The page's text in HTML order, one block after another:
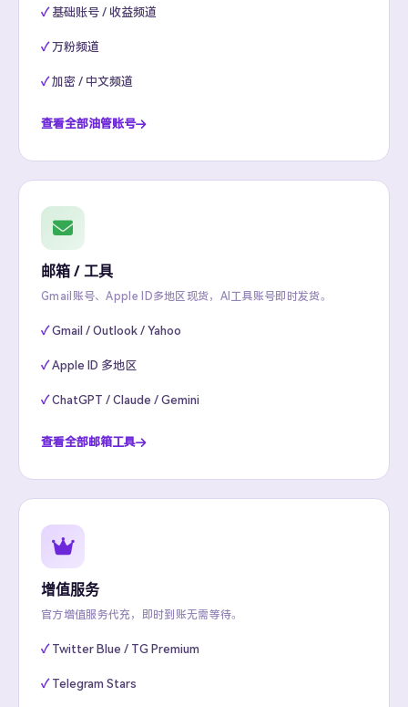
基础账号 / 收益频道
万粉频道
加密 / 中文频道
查看全部油管账号
邮箱 / 工具
Gmail账号、Apple ID多地区现货，AI工具账号即时发货。
Gmail / Outlook / Yahoo
Apple ID 多地区
ChatGPT / Claude / Gemini
查看全部邮箱工具
增值服务
官方增值服务代充，即时到账无需等待。
Twitter Blue / TG Premium
Telegram Stars